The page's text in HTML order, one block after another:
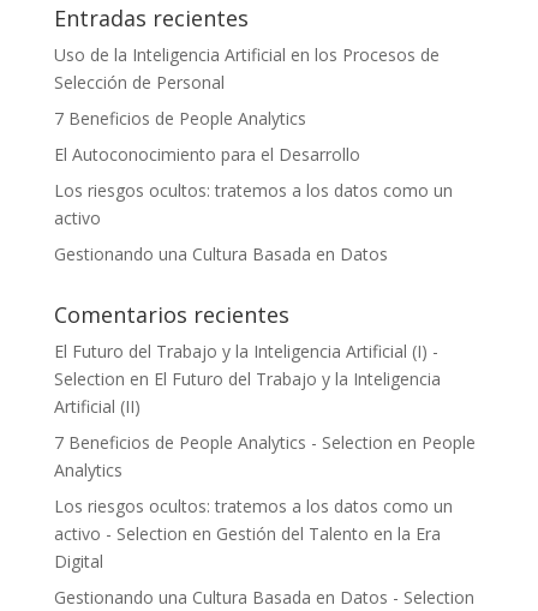
Entradas recientes
Uso de la Inteligencia Artificial en los Procesos de
Selección de Personal
7 Beneficios de People Analytics
El Autoconocimiento para el Desarrollo
Los riesgos ocultos: tratemos a los datos como un
activo
Gestionando una Cultura Basada en Datos
Comentarios recientes
El Futuro del Trabajo y la Inteligencia Artificial (I) -
Selection en El Futuro del Trabajo y la Inteligencia
Artificial (II)
7 Beneficios de People Analytics - Selection en People
Analytics
Los riesgos ocultos: tratemos a los datos como un
activo - Selection en Gestión del Talento en la Era
Digital
Gestionando una Cultura Basada en Datos - Selection